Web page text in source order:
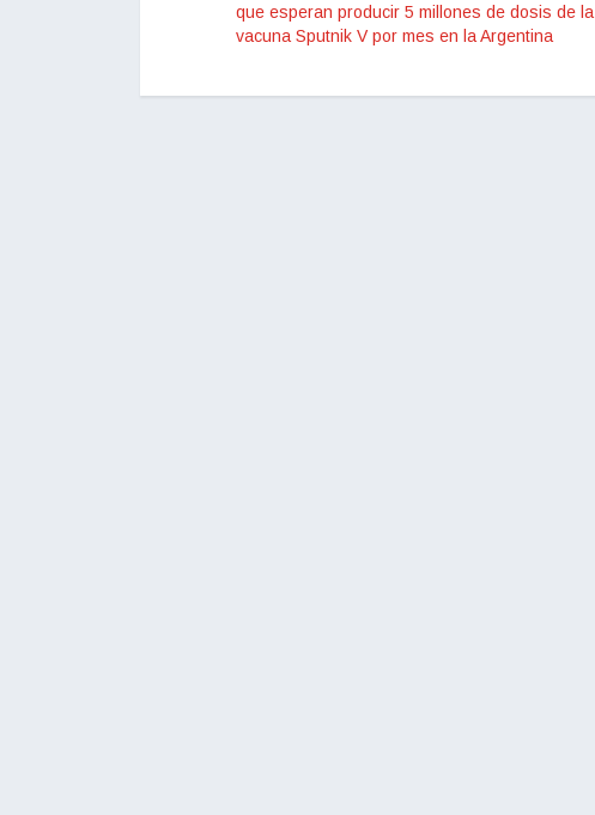
que esperan producir 5 millones de dosis de la
vacuna Sputnik V por mes en la Argentina